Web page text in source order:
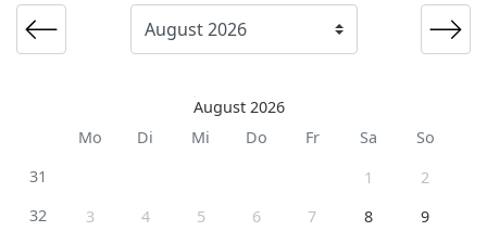
August 2026
Mo
Di Mi Do Fr Sa
So
31
1
2
32
3 4 5 6 7 8
9